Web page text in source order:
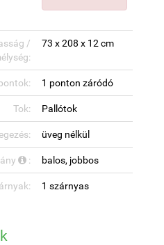
/
73 x 208 x 12 cm
1 ponton záródó
Tok: Pallótok
üveg nélkül
: balos, jobbos
1 szárnyas